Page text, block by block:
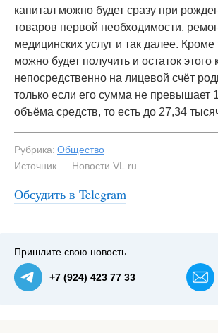
капитал можно будет сразу при
товаров первой необходимости,
медицинских услуг и так далее. Кроме
можно будет получить и остаток этого
непосредственно на лицевой счёт
только если его сумма не превышает
объёма средств, то есть до 27,34
Рубрика: Общество
Источник — Новости VL.ru
Обсудить в Telegram
Пришлите свою новость
+7 (924) 423 77 33